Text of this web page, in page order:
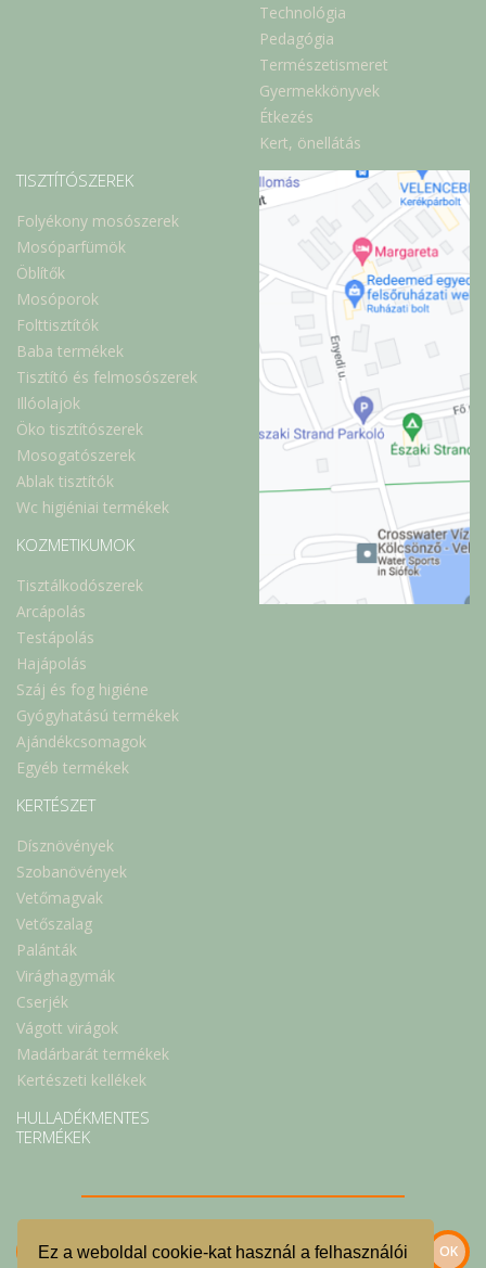
Ez a weboldal cookie-kat használ a felhasználói
Technológia
Pedagógia
Természetismeret
Gyermekkönyvek
Étkezés
Kert, önellátás
TISZTÍTÓSZEREK
Folyékony mosószerek
Mosóparfümök
Öblítők
Mosóporok
Folttisztítók
Baba termékek
Tisztító és felmosószerek
Illóolajok
Öko tisztítószerek
Mosogatószerek
Ablak tisztítók
Wc higiéniai termékek
KOZMETIKUMOK
Tisztálkodószerek
Arcápolás
Testápolás
Hajápolás
Száj és fog higiéne
Gyógyhatású termékek
Ajándékcsomagok
Egyéb termékek
KERTÉSZET
Dísznövények
Szobanövények
Vetőmagvak
Vetőszalag
Palánták
Virághagymák
Cserjék
Vágott virágok
Madárbarát termékek
Kertészeti kellékek
HULLADÉKMENTES
TERMÉKEK